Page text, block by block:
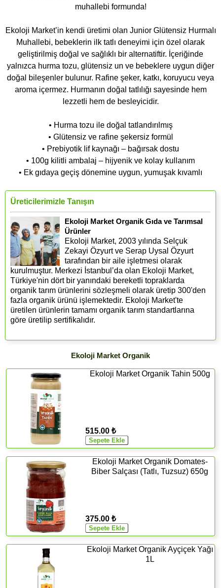
muhallebi formunda!
Ekoloji Market’in kendi üretimi olan Junior Glütensiz Hurmalı
Muhallebi, bebeklerin ilk tatlı deneyimi için özel olarak
geliştirilmiş doğal ve sağlıklı bir alternatiftir. İçeriğinde
yalnızca hurma tozu, glütensiz un ve bebeklere uygun diğer
doğal bileşenler bulunur. Rafine şeker, katkı, koruyucu veya
aroma içermez. Hurmanın doğal tatlılığı sayesinde hem
lezzetli hem de besleyicidir.
• Hurma tozu ile doğal tatlandırılmış
• Glütensiz ve rafine şekersiz formül
• Prebiyotik lif kaynağı – bağırsak dostu
• 100g kilitli ambalaj – hijyenik ve kolay kullanım
• Ek gıdaya geçiş dönemine uygun, yumuşak kıvamlı
Üreticilerimizle Tanışın
Ekoloji Market Organik Gıda ve Tarımsal
Ürünler
Ekoloji Market, 2003 yılında Selçuk
Zekayi Özyurt ve Serap Uysal Özyurt
tarafından bir aile işletmesi olarak
kurulmuştur. Merkezi İstanbul’da olan Ekoloji Market,
Türkiye'nin dört bir yanındaki bereketli topraklarda
organik tarım ürünlerini sözleşmeli olarak üretip 300'den
fazla organik ürünü işlemektedir. Ekoloji Market'te
üretilen ürünlerin tamamı organik tarım standartlarına
göre üretilip sertifikalıdır.
Ekoloji Market Organik
Ekoloji Market Organik Tahin 500g
515.00 ₺
Ekoloji Market Organik Domates-
Biber Salçası (Tatlı, Tuzsuz) 650g
375.00 ₺
Ekoloji Market Organik Ayçiçek Yağı
1L